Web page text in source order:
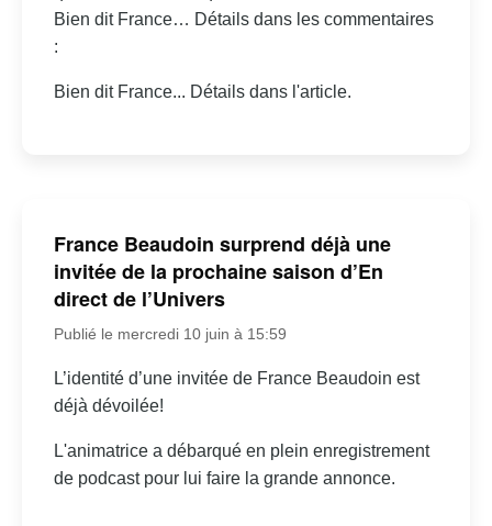
Bien dit France… Détails dans les commentaires
:
Bien dit France... Détails dans l'article.
France Beaudoin surprend déjà une
invitée de la prochaine saison d’En
direct de l’Univers
Publié le mercredi 10 juin à 15:59
L’identité d’une invitée de France Beaudoin est
déjà dévoilée!
L'animatrice a débarqué en plein enregistrement
de podcast pour lui faire la grande annonce.